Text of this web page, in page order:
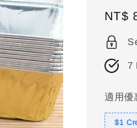
price
NT$
7
適用優
$1